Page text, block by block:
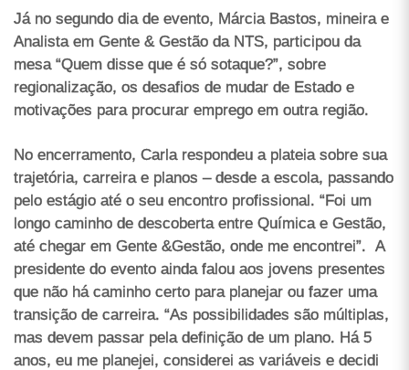
Já no segundo dia de evento, Márcia Bastos, mineira e
Analista em Gente & Gestão da NTS, participou da
mesa “Quem disse que é só sotaque?”, sobre
regionalização, os desafios de mudar de Estado e
motivações para procurar emprego em outra região.
No encerramento, Carla respondeu a plateia sobre sua
trajetória, carreira e planos – desde a escola, passando
pelo estágio até o seu encontro profissional. “Foi um
longo caminho de descoberta entre Química e Gestão,
até chegar em Gente &Gestão, onde me encontrei”. A
presidente do evento ainda falou aos jovens presentes
que não há caminho certo para planejar ou fazer uma
transição de carreira. “As possibilidades são múltiplas,
mas devem passar pela definição de um plano. Há 5
anos, eu me planejei, considerei as variáveis e decidi